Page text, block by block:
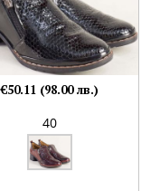
40
€50.11 (98.00 лв.)